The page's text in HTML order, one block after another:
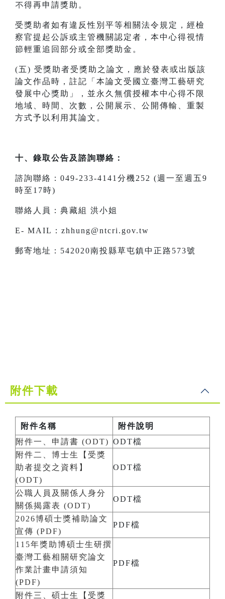
不得再申請獎助。
受獎助者如有違反性別平等相關法令規定，經檢
察官提起公訴或主管機關認定者，本中心得視情
節輕重追回部分或全部獎助金。
(五) 受獎助者受獎助之論文，應於發表或出版該
論文作品時，註記「本論文受國立臺灣工藝研究
發展中心獎助」，並永久無償授權本中心得不限
地域、時間、次數，公開展示、公開傳輸、重製
方式予以利用其論文。
十、錄取公告及諮詢聯絡：
諮詢聯絡：049-233-4141分機252 (週一至週五9
時至17時)
聯絡人員：典藏組 洪小姐
E- MAIL：zhhung@ntcri.gov.tw
郵寄地址：542020南投縣草屯鎮中正路573號
附件下載
附件名稱
附件說明
附件一、申請書 (ODT) ODT檔
附件二、博士生【受獎
助者提交之資料】
(ODT)
ODT檔
公職人員及關係人身分
關係揭露表 (ODT)
ODT檔
2026博碩士獎補助論文
宣傳 (PDF)
PDF檔
115年獎助博碩士生研撰
臺灣工藝相關研究論文
作業計畫申請須知
(PDF)
PDF檔
附件三、碩士生【受獎